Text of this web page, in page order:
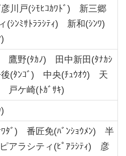
川戸(ｼﾓﾋｺｶﾜﾄﾞ) 新三郷
(ｼﾝﾐｻﾄﾗﾗｼﾃｨ) 新和(ｼﾝﾜ)
)
鷹野(ﾀｶﾉ) 田中新田(ﾀﾅｶｼ
(ﾀﾝｺﾞ) 中央(ﾁｭｳｵｳ) 天
戸ケ崎(ﾄｶﾞｻｷ)
)
ﾜﾀﾞ) 番匠免(ﾊﾞﾝｼｮｳﾒﾝ) 半
アラシティ(ﾋﾟｱﾗｼﾃｨ) 彦